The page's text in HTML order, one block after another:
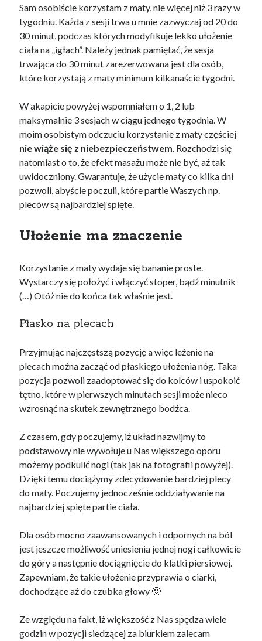
Sam osobiście korzystam z maty, nie więcej niż 3 razy w
tygodniu. Każda z sesji trwa u mnie zazwyczaj od 20 do
30 minut, podczas których modyfikuje lekko ułożenie
ciała na „igłach”. Należy jednak pamiętać, że sesja
trwająca do 30 minut zarezerwowana jest dla osób,
które korzystają z maty minimum kilkanaście tygodni.
W akapicie powyżej wspomniałem o 1, 2 lub
maksymalnie 3 sesjach w ciągu jednego tygodnia. W
moim osobistym odczuciu korzystanie z maty częściej
nie wiąże się z niebezpieczeństwem. Rozchodzi się
natomiast o to, że efekt masażu może nie być, aż tak
uwidoczniony. Gwarantuje, że użycie maty co kilka dni
pozwoli, abyście poczuli, które partie Waszych np.
pleców są najbardziej spięte.
Ułożenie ma znaczenie
Korzystanie z maty wydaje się bananie proste.
Wystarczy się położyć i włączyć stoper, bądź minutnik
(…) Otóż nie do końca tak właśnie jest.
Płasko na plecach
Przyjmując najczęstszą pozycję a więc leżenie na
plecach można zacząć od płaskiego ułożenia nóg. Taka
pozycja pozwoli zaadoptować się do kolców i uspokoić
tętno, które w pierwszych minutach sesji może nieco
wzrosnąć na skutek zewnętrznego bodźca.
Z czasem, gdy poczujemy, iż układ nazwijmy to
podstawowy nie wywołuje u Nas większego oporu
możemy podkulić nogi (tak jak na fotografii powyżej).
Dzięki temu dociążymy zdecydowanie bardziej plecy
do maty. Poczujemy jednocześnie oddziaływanie na
najbardziej spięte partie ciała.
Dla osób mocno zaawansowanych i odpornych na ból
jest jeszcze możliwość uniesienia jednej nogi całkowicie
do góry a następnie dociągnięcie do klatki piersiowej.
Zapewniam, że takie ułożenie przyprawia o ciarki,
dochodzące aż do czubka głowy 🙂
Ze względu na fakt, iż większość z Nas spędza wiele
godzin w pozycji siedzącej za biurkiem zalecam